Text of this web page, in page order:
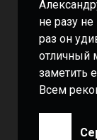
не разу
раз он
отличный
заметить
Всем